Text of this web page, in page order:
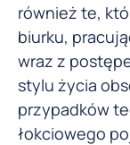
również te,
biurku,
wraz z
stylu życia
przypadków
łokciowego